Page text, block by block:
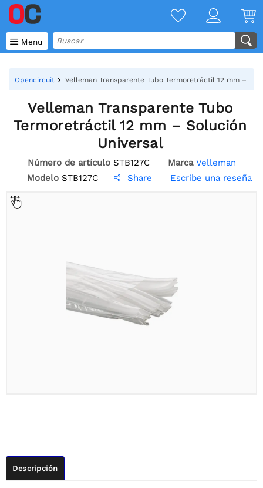
 Menu
Opencircuit Velleman Transparente Tubo Termoretráctil 12 mm –
Velleman Transparente Tubo
Termoretráctil 12 mm – Solución
Universal
Número de artículo STB127C Marca Velleman
Modelo STB127C  Share Escribe una reseña
Descripción